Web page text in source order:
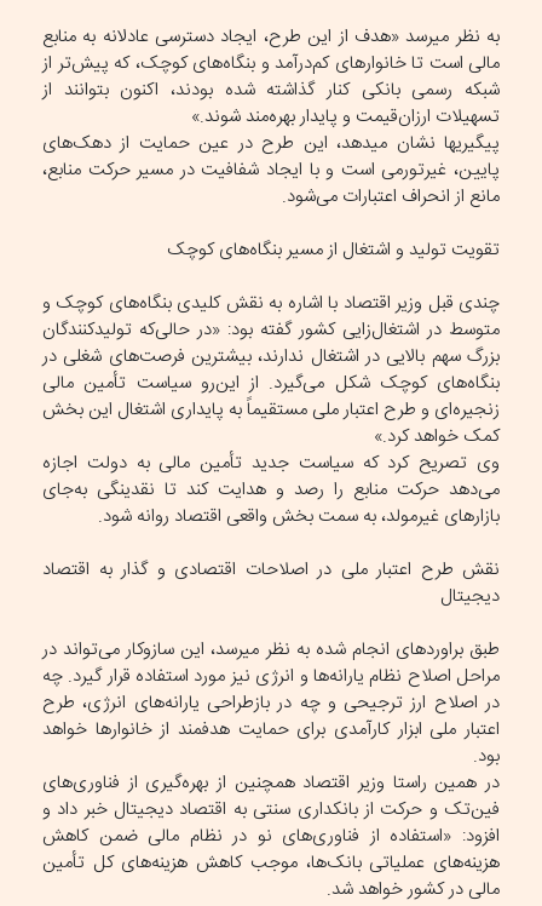
به نظر میرسد «هدف از این طرح، ایجاد دسترسی عادلانه به منابع
مالی است تا خانوارهای کم‌درآمد و بنگاه‌های کوچک، که پیش‌تر از
شبکه رسمی بانکی کنار گذاشته شده بودند، اکنون بتوانند از
تسهیلات ارزان‌قیمت و پایدار بهره‌مند شوند.»
پیگیریها نشان میدهد، این طرح در عین حمایت از دهک‌های
پایین، غیرتورمی است و با ایجاد شفافیت در مسیر حرکت منابع،
مانع از انحراف اعتبارات می‌شود.
تقویت تولید و اشتغال از مسیر بنگاه‌های کوچک
چندی قبل وزیر اقتصاد با اشاره به نقش کلیدی بنگاه‌های کوچک و
متوسط در اشتغال‌زایی کشور گفته بود: «در حالی‌که تولیدکنندگان
بزرگ سهم بالایی در اشتغال ندارند، بیشترین فرصت‌های شغلی در
بنگاه‌های کوچک شکل می‌گیرد. از این‌رو سیاست تأمین مالی
زنجیره‌ای و طرح اعتبار ملی مستقیماً به پایداری اشتغال این بخش
کمک خواهد کرد.»
وی تصریح کرد که سیاست جدید تأمین مالی به دولت اجازه
می‌دهد حرکت منابع را رصد و هدایت کند تا نقدینگی به‌جای
بازارهای غیرمولد، به سمت بخش واقعی اقتصاد روانه شود.
نقش طرح اعتبار ملی در اصلاحات اقتصادی و گذار به اقتصاد
دیجیتال
طبق براوردهای انجام شده به نظر میرسد، این سازوکار می‌تواند در
مراحل اصلاح نظام یارانه‌ها و انرژی نیز مورد استفاده قرار گیرد. چه
در اصلاح ارز ترجیحی و چه در بازطراحی یارانه‌های انرژی، طرح
اعتبار ملی ابزار کارآمدی برای حمایت هدفمند از خانوارها خواهد
بود.
در همین راستا وزیر اقتصاد همچنین از بهره‌گیری از فناوری‌های
فین‌تک و حرکت از بانکداری سنتی به اقتصاد دیجیتال خبر داد و
افزود: «استفاده از فناوری‌های نو در نظام مالی ضمن کاهش
هزینه‌های عملیاتی بانک‌ها، موجب کاهش هزینه‌های کل تأمین
مالی در کشور خواهد شد.